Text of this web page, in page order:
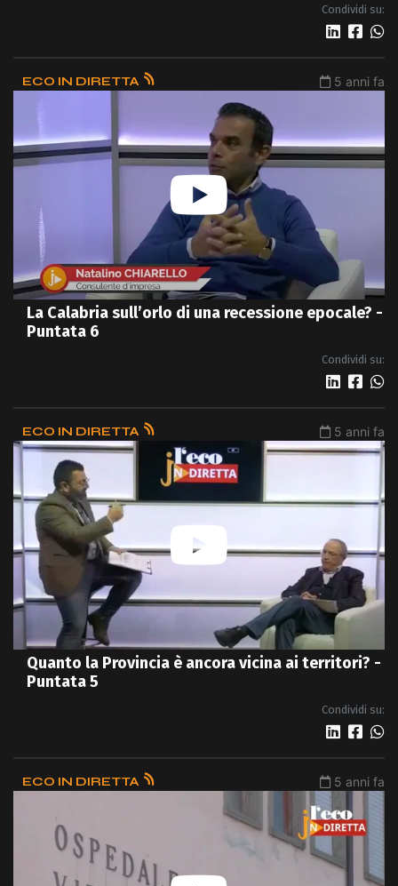
Condividi su:
ECO IN DIRETTA 5 anni fa
La Calabria sull’orlo di una recessione epocale? -
Puntata 6
Condividi su:
ECO IN DIRETTA 5 anni fa
Quanto la Provincia è ancora vicina ai territori? -
Puntata 5
Condividi su:
ECO IN DIRETTA 5 anni fa